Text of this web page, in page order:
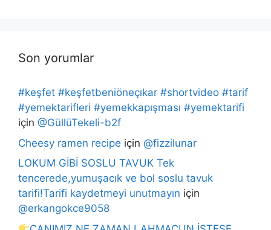
Son yorumlar
#keşfet #keşfetbeniöneçıkar #shortvideo #tarif
#yemektarifleri #yemekkapışması #yemektarifi
için @GüllüTekeli-b2f
Cheesy ramen recipe için @fizzilunar
LOKUM GİBİ SOSLU TAVUK Tek
tencerede,yumuşacık ve bol soslu tavuk
tarifi!Tarifi kaydetmeyi unutmayın için
@erkangokce9058